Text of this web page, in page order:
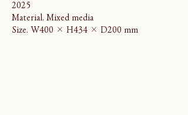
2025
Material. Mixed media
Size. W400 × H434 × D200 mm